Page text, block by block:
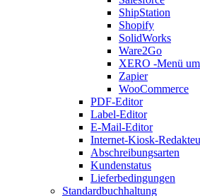
ShipStation
Shopify
SolidWorks
Ware2Go
XERO -Menü
Zapier
WooCommerce
PDF-Editor
Label-Editor
E-Mail-Editor
Internet-Kiosk-
Abschreibungsarten
Kundenstatus
Lieferbedingungen
Standardbuchhaltung